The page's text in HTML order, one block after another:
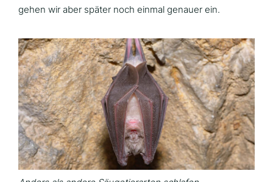
gehen wir aber später noch einmal genauer ein.